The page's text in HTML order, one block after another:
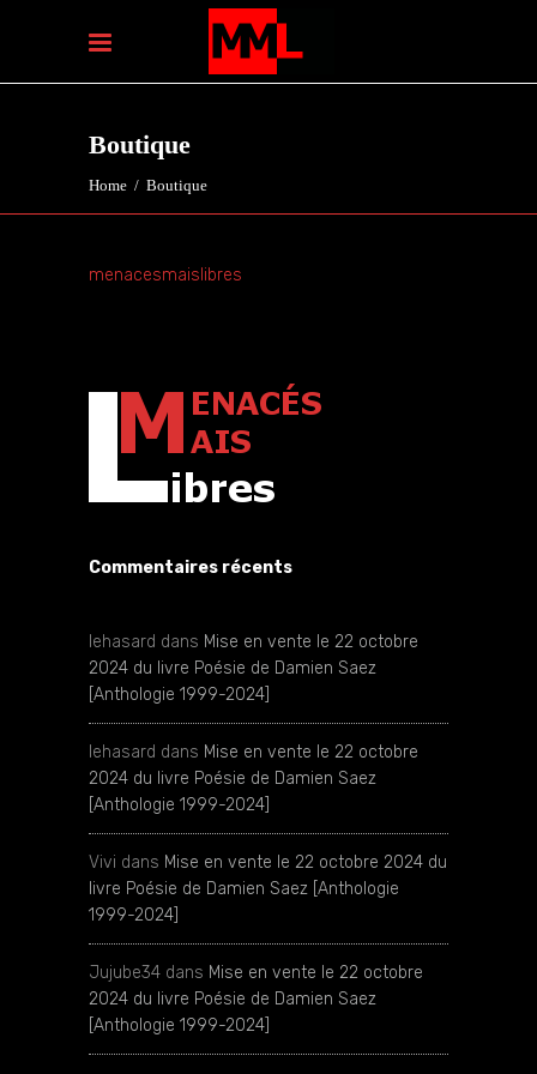
Boutique
Home / Boutique
menacesmaislibres
Commentaires récents
lehasard dans Mise en vente le 22 octobre
2024 du livre Poésie de Damien Saez
[Anthologie 1999-2024]
lehasard dans Mise en vente le 22 octobre
2024 du livre Poésie de Damien Saez
[Anthologie 1999-2024]
Vivi dans Mise en vente le 22 octobre 2024 du
livre Poésie de Damien Saez [Anthologie
1999-2024]
Jujube34 dans Mise en vente le 22 octobre
2024 du livre Poésie de Damien Saez
[Anthologie 1999-2024]